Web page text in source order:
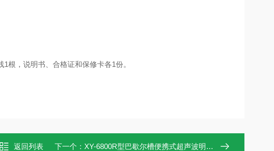
1根，说明书、合格证和保修卡各1份。
返回列表 下一个： XY-6800R型巴歇尔槽便携式超声波明渠流量计